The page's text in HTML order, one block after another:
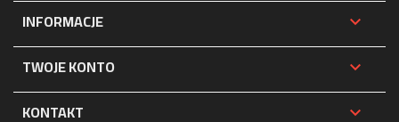
INFORMACJE 
TWOJE KONTO 
KONTAKT 